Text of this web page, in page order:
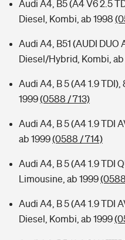
Audi A4, B5 (A4 V6 2.5
Diesel, Kombi, ab 1998
Audi A4, B51 (AUDI DUO
Diesel/Hybrid, Kombi, ab
Audi A4, B 5 (A4 1.9
1999(0588 / 713)
Audi A4, B 5 (A4 1.9 TDI
ab 1999(0588 / 714)
Audi A4, B 5 (A4 1.9 TDI
Limousine, ab 1999
Audi A4, B 5 (A4 1.9 TDI
Diesel, Kombi, ab 1999